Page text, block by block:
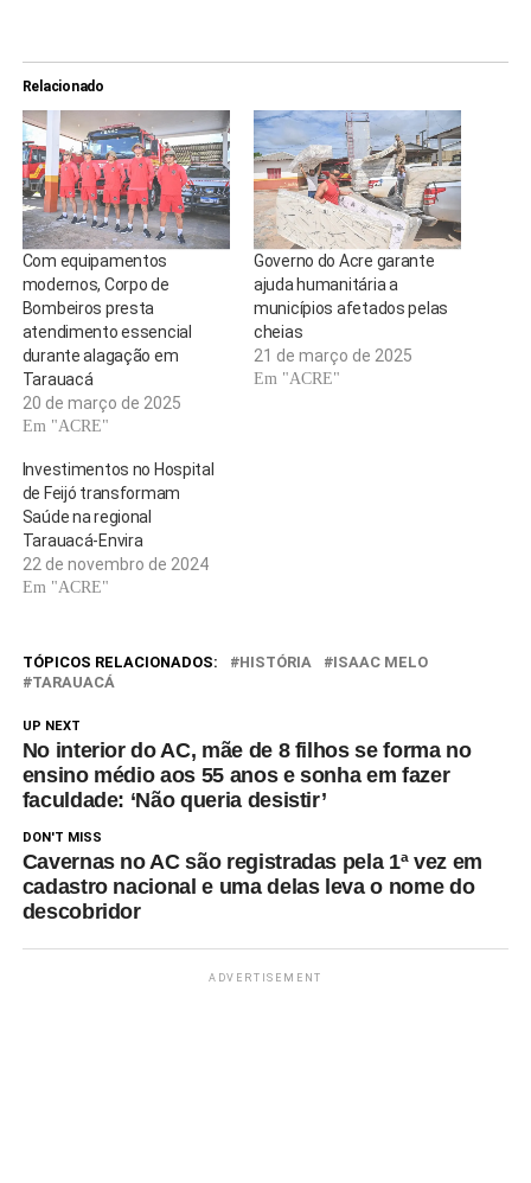
Relacionado
Com equipamentos
modernos, Corpo de
Bombeiros presta
atendimento essencial
durante alagação em
Tarauacá
20 de março de 2025
Em "ACRE"
Governo do Acre garante
ajuda humanitária a
municípios afetados pelas
cheias
21 de março de 2025
Em "ACRE"
Investimentos no Hospital
de Feijó transformam
Saúde na regional
Tarauacá-Envira
22 de novembro de 2024
Em "ACRE"
TÓPICOS RELACIONADOS: HISTÓRIA
ISAAC MELO
TARAUACÁ
UP NEXT
No interior do AC, mãe de 8 filhos se forma no
ensino médio aos 55 anos e sonha em fazer
faculdade: ‘Não queria desistir’
DON'T MISS
Cavernas no AC são registradas pela 1ª vez em
cadastro nacional e uma delas leva o nome do
descobridor
ADVERTISEMENT